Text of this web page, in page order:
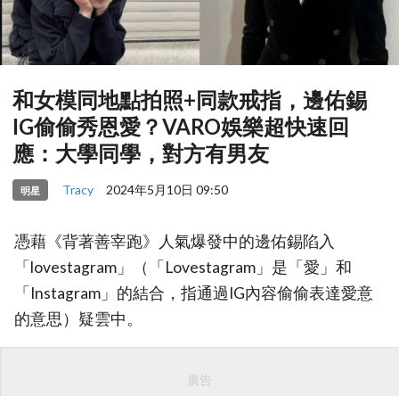
和女模同地點拍照+同款戒指，邊佑錫
IG偷偷秀恩愛？VARO娛樂超快速回
應：大學同學，對方有男友
明星 Tracy 2024年5月10日 09:50
憑藉《背著善宰跑》人氣爆發中的邊佑錫陷入
「lovestagram」（「Lovestagram」是「愛」和
「Instagram」的結合，指通過IG內容偷偷表達愛意
的意思）疑雲中。
廣告